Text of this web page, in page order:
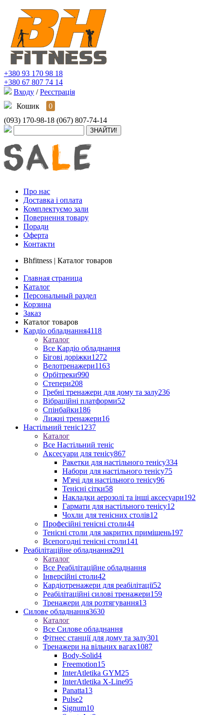
+380 93 170 98 18
+380 67 807 74 14
Входу / Реєстрація
Кошик
0
(093) 170-98-18 (067) 807-74-14
Про нас
Доставка і оплата
Комплектуємо зали
Повернення товару
Поради
Оферта
Контакти
Bhfitness | Каталог товаров
Главная страница
Каталог
Персональный раздел
Корзина
Заказ
Каталог товаров
Кардіо обладнання4118
Каталог
Все Кардіо обладнання
Бігові доріжки1272
Велотренажери1163
Орбітреки990
Степери208
Гребні тренажери для дому та залу236
Вібраційні платформи52
Спінбайки186
Лижні тренажери16
Настільний теніс1237
Каталог
Все Настільний теніс
Аксесуари для тенісу867
Ракетки для настільного тенісу334
Набори для настільного тенісу75
М'ячі для настільного тенісу96
Тенісні сітки58
Накладки аерозолі та інші аксесуари192
Гармати для настільного тенісу12
Чохли для тенісних столів12
Професійні тенісні столи44
Тенісні столи для закритих приміщень197
Всепогодні тенісні столи141
Реабілітаційне обладнання291
Каталог
Все Реабілітаційне обладнання
Інверсійні столи42
Кардіотренажери для реабілітації52
Реабілітаційні силові тренажери159
Тренажери для розтягування13
Силове обладнання3630
Каталог
Все Силове обладнання
Фітнес станції для дому та залу301
Тренажери на вільних вагах1087
Body-Solid4
Freemotion15
InterAtletika GYM25
InterAtletika X-Line95
Panatta13
Pulse2
Signum10